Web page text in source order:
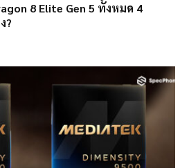
8 Elite Gen 5 ทั้งหมด 4
?